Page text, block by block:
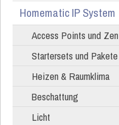
Homematic IP System
Access Points und
Startersets und Pakete
Heizen & Raumklima
Beschattung
Licht